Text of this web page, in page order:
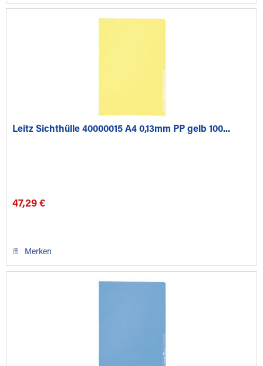
Leitz Sichthülle 40000015 A4 0,13mm PP gelb 100...
47,29 €
Merken